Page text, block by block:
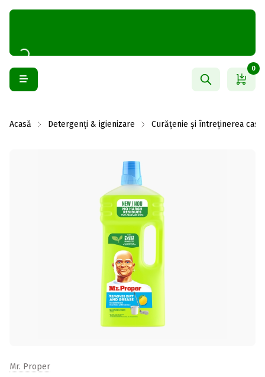
0
Acasă Detergenți & igienizare Curățenie și întreținerea casei
Mr. Proper